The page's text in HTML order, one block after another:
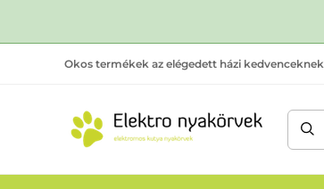
Okos termékek az elégedett házi kedvenceknek